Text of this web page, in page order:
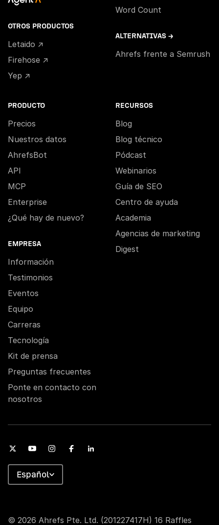
OTROS PRODUCTOS
Letaido ↗
Firehose ↗
Yep ↗
Word Count
ALTERNATIVAS →
Ahrefs frente a Semrush
PRODUCTO
Precios
Nuestros datos
AhrefsBot
API
MCP
Enterprise
¿Qué hay de nuevo?
EMPRESA
Información
Testimonios
Eventos
Equipo
Carreras
Tecnología
Kit de prensa
Preguntas frecuentes
Ponte en contacto con
nosotros
RECURSOS
Blog
Blog técnico
Pódcast
Webinarios
Guía de SEO
Centro de ayuda
Academia
Agencias de marketing
Digest
© 2026 Ahrefs Pte. Ltd. (201227417H) 16 Raffles
Español